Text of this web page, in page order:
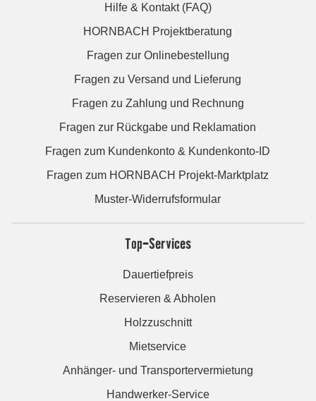
Hilfe & Kontakt (FAQ)
HORNBACH Projektberatung
Fragen zur Onlinebestellung
Fragen zu Versand und Lieferung
Fragen zu Zahlung und Rechnung
Fragen zur Rückgabe und Reklamation
Fragen zum Kundenkonto & Kundenkonto-ID
Fragen zum HORNBACH Projekt-Marktplatz
Muster-Widerrufsformular
Top-Services
Dauertiefpreis
Reservieren & Abholen
Holzzuschnitt
Mietservice
Anhänger- und Transportervermietung
Handwerker-Service